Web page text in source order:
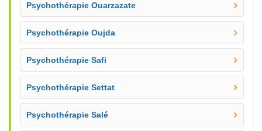
Psychothérapie Ouarzazate
Psychothérapie Oujda
Psychothérapie Safi
Psychothérapie Settat
Psychothérapie Salé